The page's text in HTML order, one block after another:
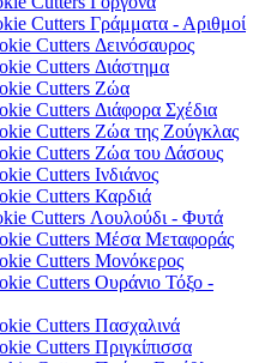
Cutters Γράμματα - Αριθμοί
Cutters Δεινόσαυρος
Cutters Διάστημα
Cutters Ζώα
Cutters Διάφορα Σχέδια
Cutters Ζώα της Ζούγκλας
Cutters Ζώα του Δάσους
Cutters Ινδιάνος
Cutters Καρδιά
Cutters Λουλούδι - Φυτά
Cutters Μέσα Μεταφοράς
Cutters Μονόκερος
Cutters Ουράνιο Τόξο -
Cutters Πασχαλινά
Cutters Πριγκίπισσα